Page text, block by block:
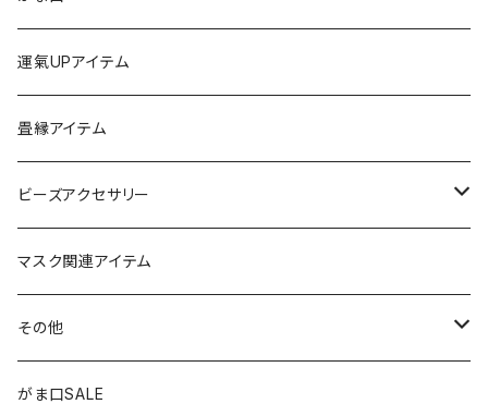
チャーム
バッグチャーム
カーアクセサリー
ミニサンキャッチャー
窓用サンキャッチャー
ブックマーカー
ちびがま
カードケース
コインケース
長財布
ペンケース
通帳ケース
運氣UPアイテム
畳縁アイテム
ビーズアクセサリー
チャーム
ストラップ
ペンダント
マスク関連アイテム
その他
アジャスター
がま口SALE